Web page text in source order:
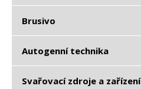
Brusivo
Autogenní technika
Svařovací zdroje a zařízení